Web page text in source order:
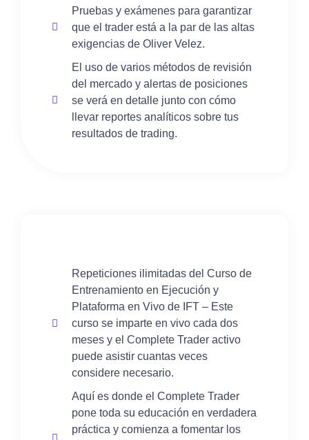
Pruebas y exámenes para garantizar
que el trader está a la par de las altas
exigencias de Oliver Velez.
El uso de varios métodos de revisión
del mercado y alertas de posiciones
se verá en detalle junto con cómo
llevar reportes analíticos sobre tus
resultados de trading.
Repeticiones ilimitadas del Curso de
Entrenamiento en Ejecución y
Plataforma en Vivo de IFT – Este
curso se imparte en vivo cada dos
meses y el Complete Trader activo
puede asistir cuantas veces
considere necesario.
Aquí es donde el Complete Trader
pone toda su educación en verdadera
práctica y comienza a fomentar los